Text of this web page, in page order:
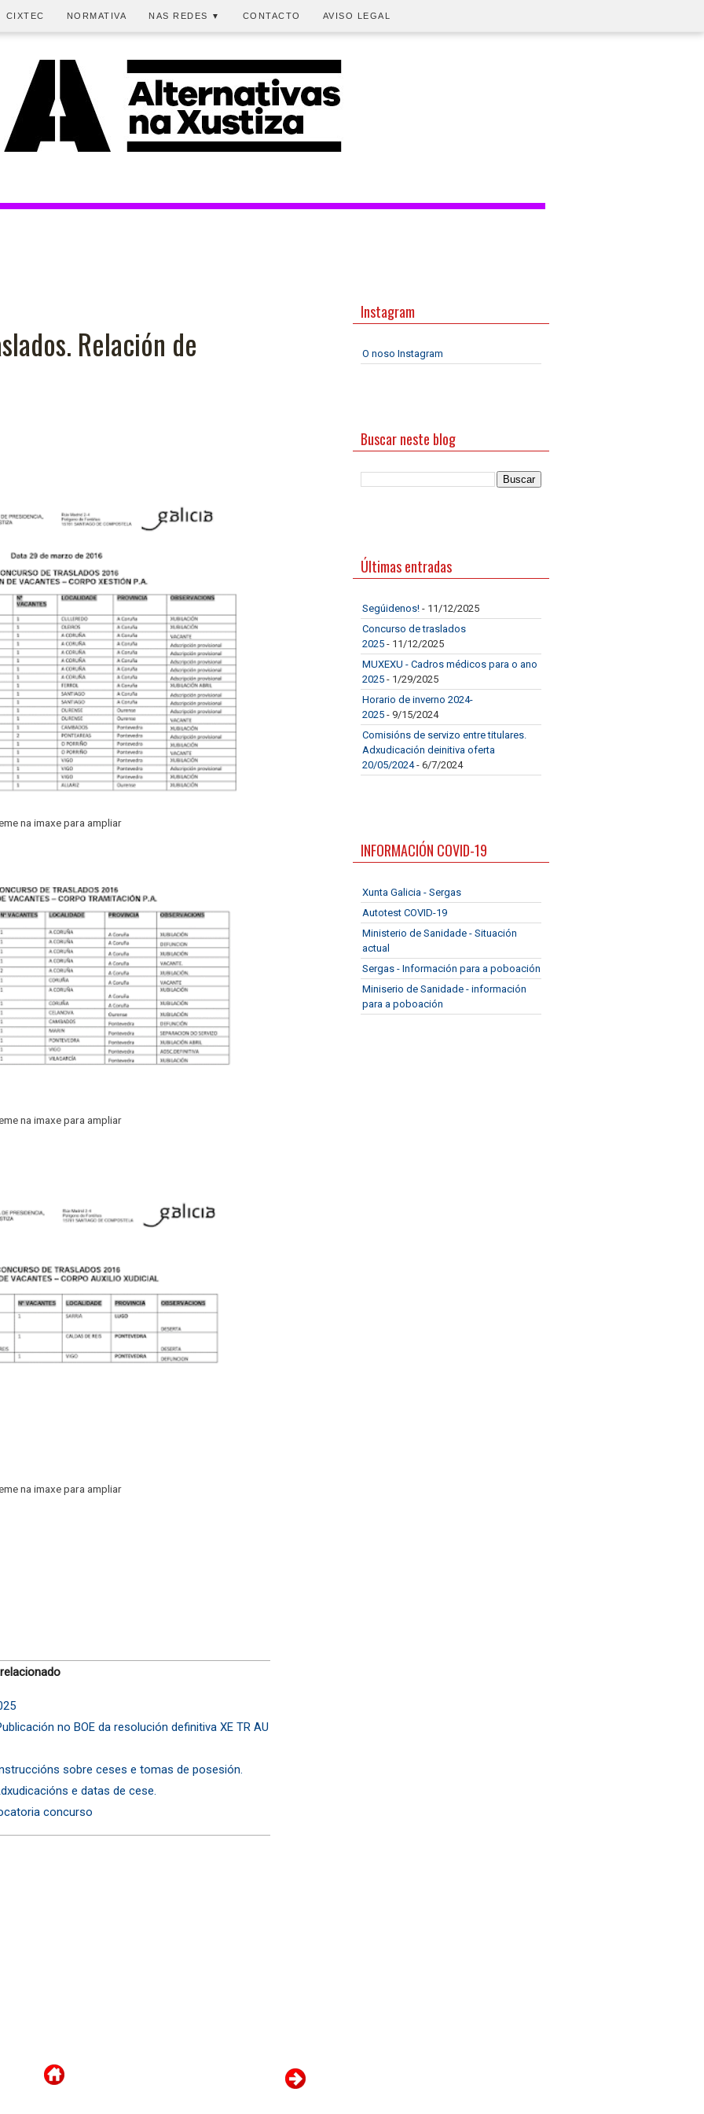
CIXTEC NORMATIVA NAS REDES ▼ CONTACTO AVISO LEGAL
Relación de
na imaxe para ampliar
na imaxe para ampliar
na imaxe para ampliar
no BOE da resolución definitiva XE TR AU
sobre ceses e tomas de posesión.
e datas de cese.
concurso
Instagram
O noso Instagram
Buscar neste blog
Últimas entradas
Segúidenos! - 11/12/2025
Concurso de traslados
2025 - 11/12/2025
MUXEXU - Cadros médicos para o ano
2025 - 1/29/2025
Horario de inverno 2024-
2025 - 9/15/2024
Comisións de servizo entre titulares.
Adxudicación deinitiva oferta
20/05/2024- 6/7/2024
INFORMACIÓN COVID-19
Xunta Galicia - Sergas
Autotest COVID-19
Ministerio de Sanidade - Situación
actual
Sergas - Información para a poboación
Miniserio de Sanidade - información
para a poboación